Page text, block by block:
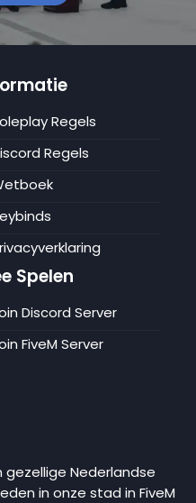
Regels
Regels
Spelen
Discord Server
FiveM Server
gezellige Nederlandse
in onze stad in FiveM